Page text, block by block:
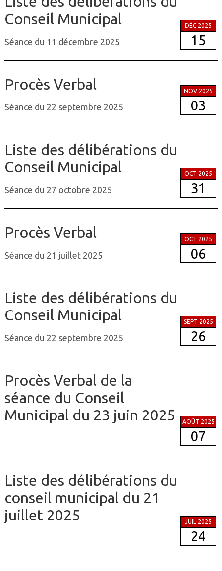
Conseil Municipal
Séance du 11 décembre 2025
DÉC 2025
15
Procès Verbal
Séance du 22 septembre 2025
NOV 2025
03
Liste des délibérations du
Conseil Municipal
Séance du 27 octobre 2025
OCT 2025
31
Procès Verbal
Séance du 21 juillet 2025
OCT 2025
06
Liste des délibérations du
Conseil Municipal
Séance du 22 septembre 2025
SEPT 2025
26
Procès Verbal de la
séance du Conseil
Municipal du 23 juin 2025
AOÛT 2025
07
Liste des délibérations du
conseil municipal du 21
juillet 2025
JUIL 2025
24